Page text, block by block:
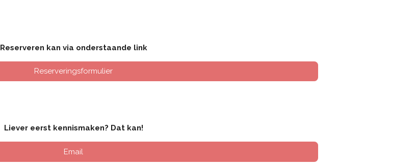
Reserveren kan via onderstaande link
Reserveringsformulier
Liever eerst kennismaken? Dat kan!
Email